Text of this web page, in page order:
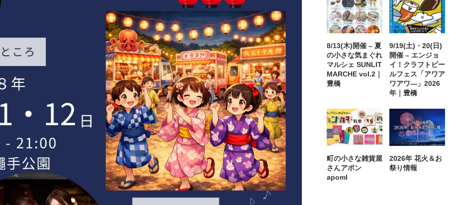
8/13(木)開催 – 夏
の小さな気まぐれ
マルシェ SUNLIT
MARCHE vol.2｜
豊橋
9/19(土)・20(日)
開催 – エンジョ
イ！クラフトビー
ルフェス「アワア
ワアワ―」2026
年｜豊橋
町の小さな雑貨屋
さんアポン
apoml
2026年 花火＆お
祭り情報